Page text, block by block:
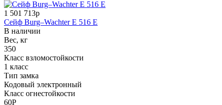
1 501 713р
Сейф Burg–Wachter E 516 E
В наличии
Вес, кг
350
Класс взломостойкости
1 класс
Тип замка
Кодовый электронный
Класс огнестойкости
60P